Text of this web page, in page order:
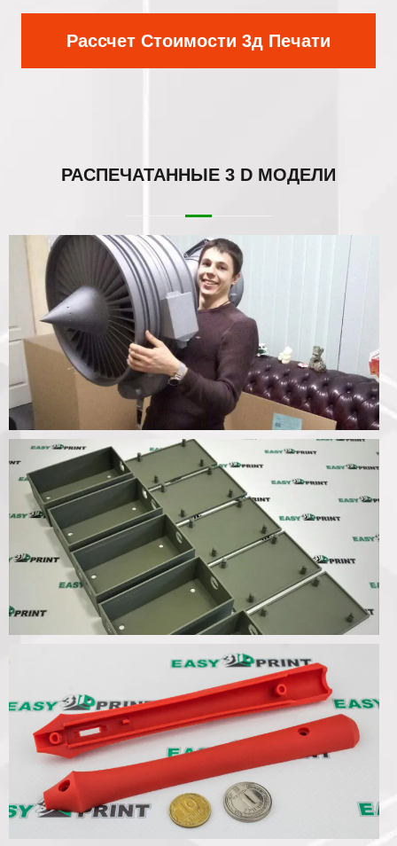
Рассчет Стоимости 3д Печати
РАСПЕЧАТАННЫЕ 3 D МОДЕЛИ